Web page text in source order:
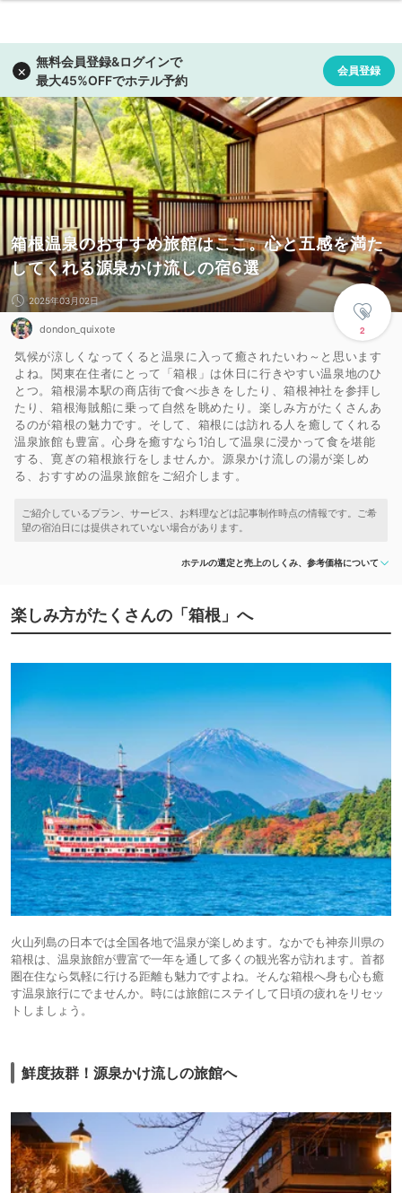
箱根温泉のおすすめ旅館はここ。心と五感を満た
してくれる源泉かけ流しの宿6選
2
2025年03月02日
dondon_quixote
気候が涼しくなってくると温泉に入って癒されたいわ～と思います
よね。関東在住者にとって「箱根」は休日に行きやすい温泉地のひ
とつ。箱根湯本駅の商店街で食べ歩きをしたり、箱根神社を参拝し
たり、箱根海賊船に乗って自然を眺めたり。楽しみ方がたくさんあ
るのが箱根の魅力です。そして、箱根には訪れる人を癒してくれる
温泉旅館も豊富。心身を癒すなら1泊して温泉に浸かって食を堪能
する、寛ぎの箱根旅行をしませんか。源泉かけ流しの湯が楽しめ
る、おすすめの温泉旅館をご紹介します。
ホテルの選定と売上のしくみ、参考価格について
楽しみ方がたくさんの「箱根」へ
火山列島の日本では全国各地で温泉が楽しめます。なかでも神奈川県の
箱根は、温泉旅館が豊富で一年を通して多くの観光客が訪れます。首都
圏在住なら気軽に行ける距離も魅力ですよね。そんな箱根へ身も心も癒
す温泉旅行にでませんか。時には旅館にステイして日頃の疲れをリセッ
トしましょう。
鮮度抜群！源泉かけ流しの旅館へ